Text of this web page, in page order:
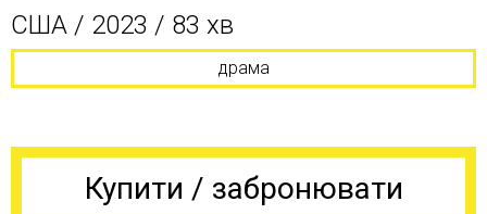
США / 2023 / 83 хв
драма
Купити / забронювати